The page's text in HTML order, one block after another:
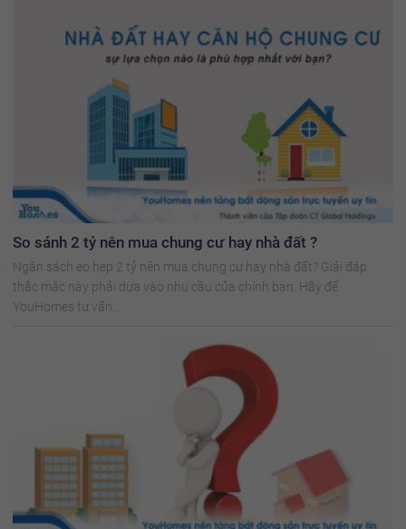
So sánh 2 tỷ nên mua chung cư hay nhà đất ?
Ngân sách eo hẹp 2 tỷ nên mua chung cư hay nhà đất? Giải đáp
thắc mắc này phải dựa vào nhu cầu của chính bạn. Hãy để
YouHomes tư vấn...